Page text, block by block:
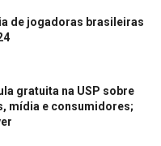
de jogadoras brasileiras
gratuita na USP sobre
mídia e consumidores;